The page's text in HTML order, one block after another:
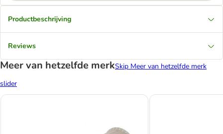
Productbeschrijving
Reviews
Meer van hetzelfde merkSkip Meer van hetzelfde merk
slider